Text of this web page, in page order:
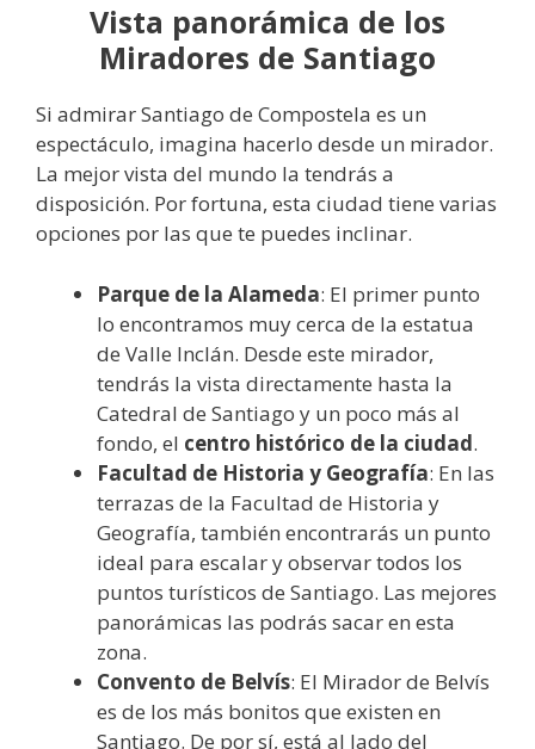
Vista panorámica de los
Miradores de Santiago
Si admirar Santiago de Compostela es un
espectáculo, imagina hacerlo desde un mirador.
La mejor vista del mundo la tendrás a
disposición. Por fortuna, esta ciudad tiene varias
opciones por las que te puedes inclinar.
Parque de la Alameda: El primer punto
lo encontramos muy cerca de la estatua
de Valle Inclán. Desde este mirador,
tendrás la vista directamente hasta la
Catedral de Santiago y un poco más al
fondo, el centro histórico de la ciudad.
Facultad de Historia y Geografía: En las
terrazas de la Facultad de Historia y
Geografía, también encontrarás un punto
ideal para escalar y observar todos los
puntos turísticos de Santiago. Las mejores
panorámicas las podrás sacar en esta
zona.
Convento de Belvís: El Mirador de Belvís
es de los más bonitos que existen en
Santiago. De por sí, está al lado del